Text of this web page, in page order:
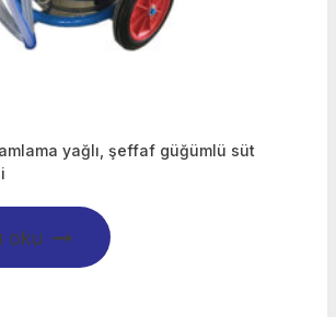
yağlı, şeffaf güğümlü süt
oku